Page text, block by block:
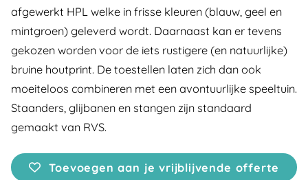
afgewerkt HPL welke in frisse kleuren (blauw, geel en
mintgroen) geleverd wordt. Daarnaast kan er tevens
gekozen worden voor de iets rustigere (en natuurlijke)
bruine houtprint. De toestellen laten zich dan ook
moeiteloos combineren met een avontuurlijke speeltuin.
Staanders, glijbanen en stangen zijn standaard
gemaakt van RVS.
Toevoegen aan je vrijblijvende offerte